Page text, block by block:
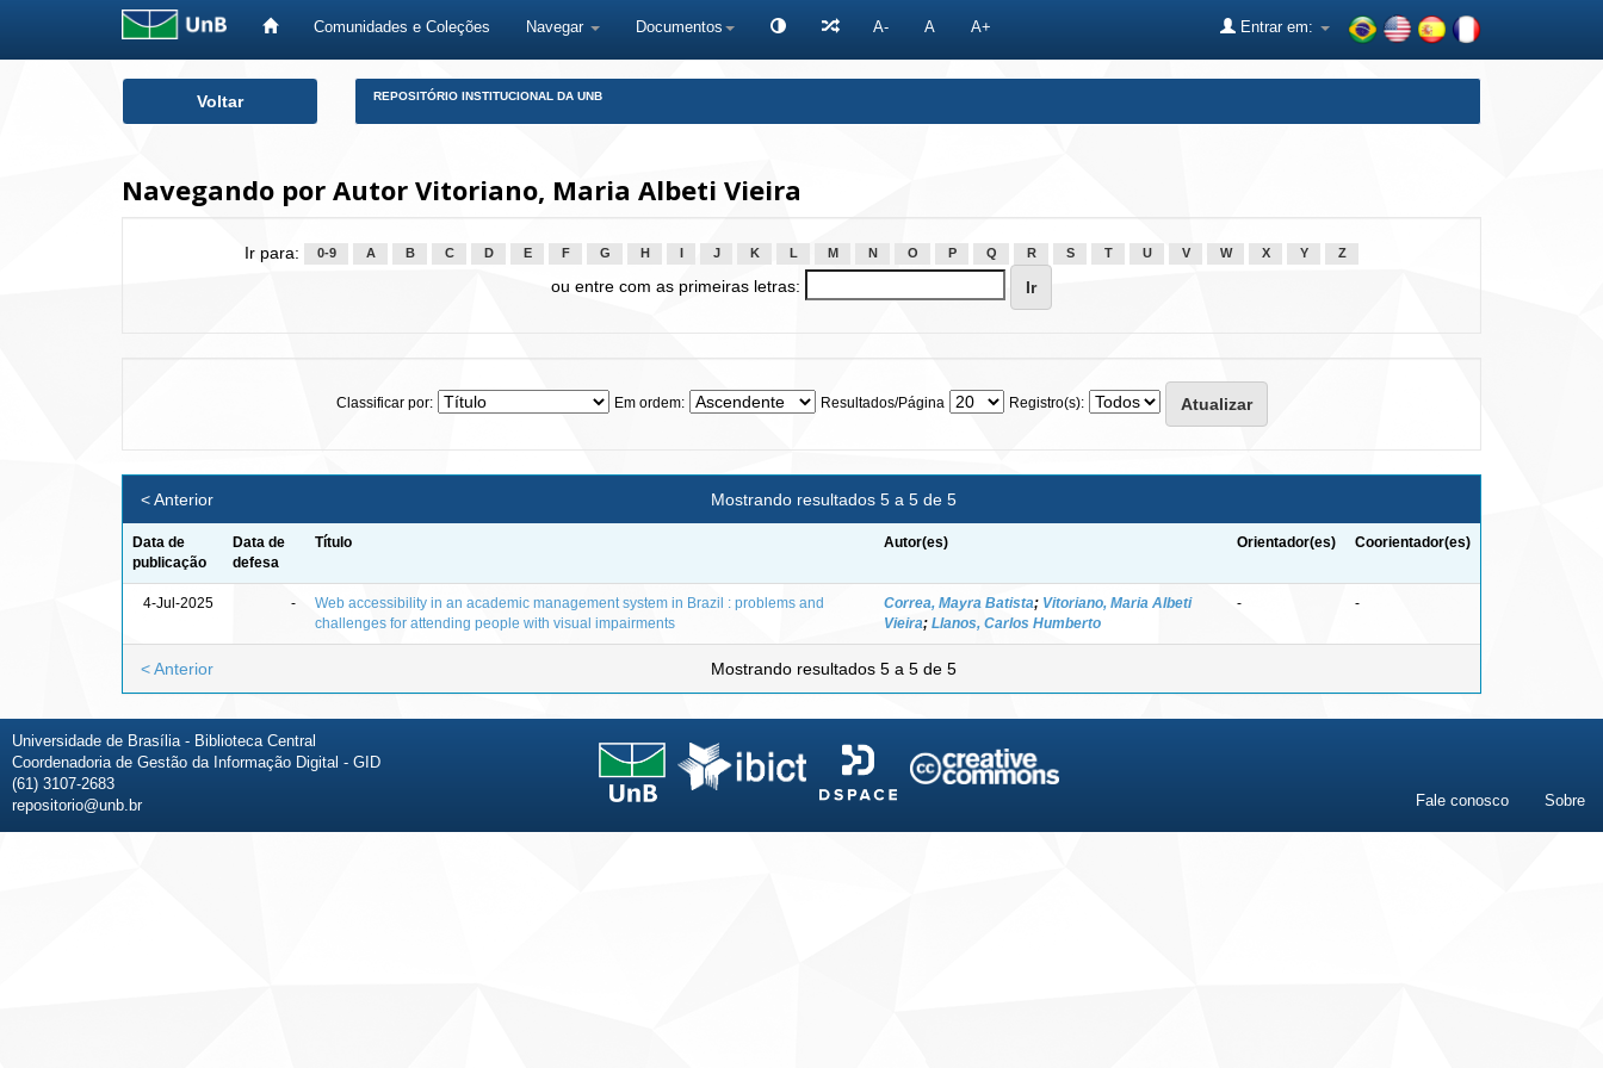
Comunidades e Coleções Navegar Documentos A- A A+ Entrar em:
Voltar REPOSITÓRIO INSTITUCIONAL DA UNB
Navegando por Autor Vitoriano, Maria Albeti Vieira
Ir para: 0-9 A B C D E F G H J K L M N O P Q R S T U V W X Y Z
ou entre com as primeiras letras:
Classificar por: Em ordem: Resultados/Página Registro(s):
Mostrando resultados 5 a 5 de 5
< Anterior
Data de
publicação
Data de
defesa
Título Autor(es) Orientador(es) Coorientador(es)
4-Jul-2025 -
Web accessibility in an academic management system in Brazil : problems and
challenges for attending people with visual impairments
Correa, Mayra Batista; Vitoriano, Maria Albeti
Vieira; Llanos, Carlos Humberto
- -
Mostrando resultados 5 a 5 de 5
< Anterior
Universidade de Brasília - Biblioteca Central
Coordenadoria de Gestão da Informação Digital - GID
(61) 3107-2683
repositorio@unb.br
Fale conosco Sobre